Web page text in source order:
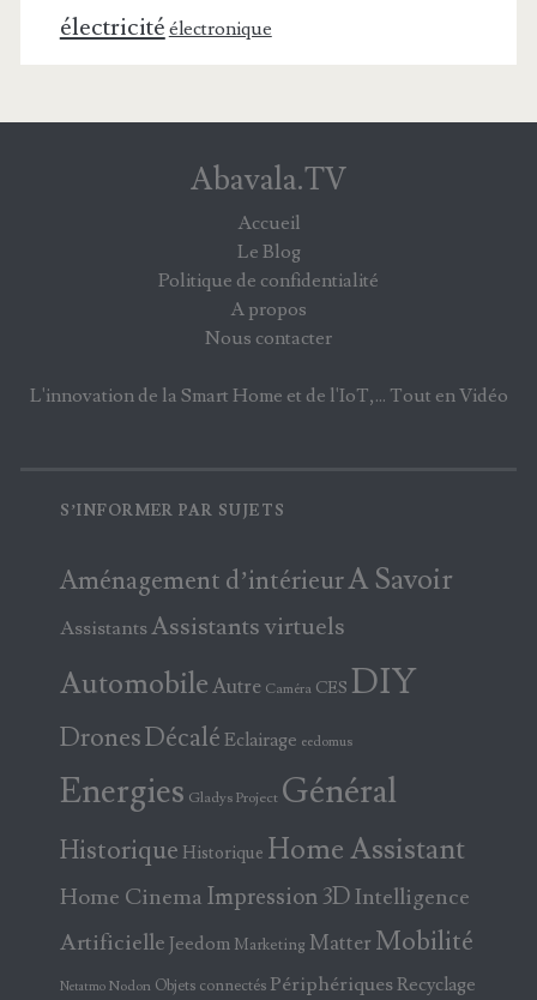
électricité électronique
Abavala.TV
Accueil
Le Blog
Politique de confidentialité
A propos
Nous contacter
L'innovation de la Smart Home et de l'IoT,... Tout en Vidéo
S’INFORMER PAR SUJETS
Aménagement d’intérieurA Savoir
AssistantsAssistants virtuels
AutomobileAutre Caméra CES DIY
DronesDécalé Eclairage eedomus
Energies Gladys Project Général
Historique Historique Home Assistant
Home Cinema Impression 3DIntelligence
Artificielle Jeedom Marketing Matter Mobilité
Netatmo Nodon Objets connectés PériphériquesRecyclage